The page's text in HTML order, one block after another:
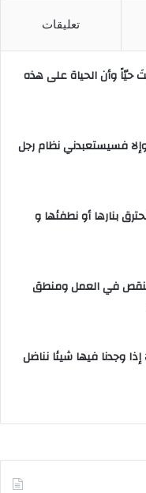
تعليقات
حيّاً وأن الحياة على هذه
فسيستعبدني نظام رجل
بنارها أو نطفئها و
في العمل ومنطق
وجدنا فيها شيئا نناضل